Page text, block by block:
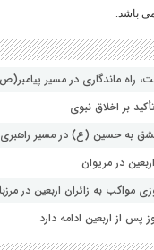
باشد.
راه ماندگاری در مسیر
بر اخلاق نبوی
به حسین (ع) در مسیر
در مریوان
مواکب به زائران اربعین در